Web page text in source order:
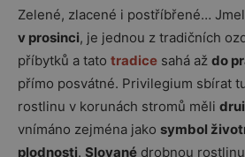
Zelené, zlacené i postříbřené…
v prosinci, je jednou z tradičních
příbytků a tato tradice sahá až do
přímo posvátné. Privilegium sbírat
rostlinu v korunách stromů měli
vnímáno zejména jako symbol
plodnosti. Slované drobnou